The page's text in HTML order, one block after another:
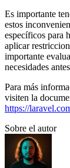
Es importante
estos
específicos para
aplicar
importante
necesidades
Para más
visiten la
https://
Sobre el autor